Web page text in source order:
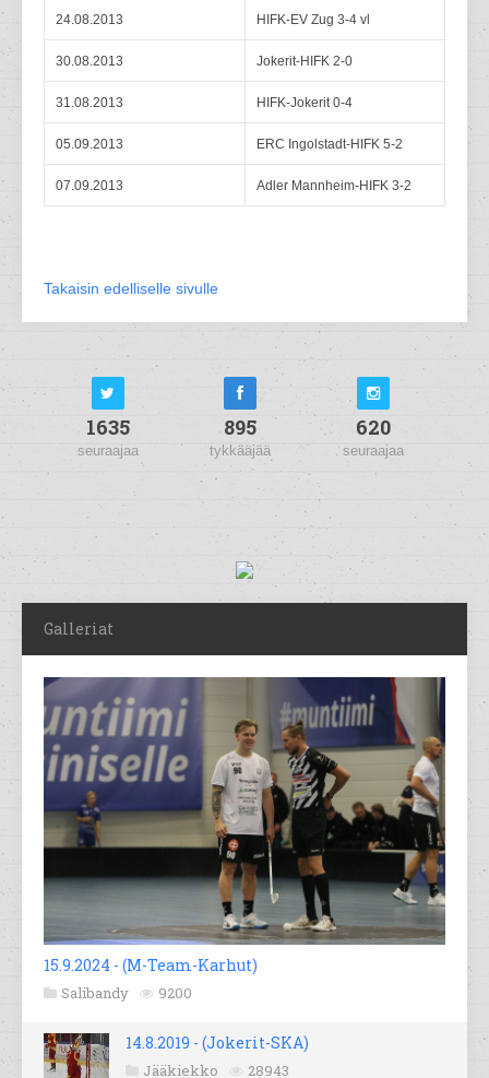
24.08.2013 HIFK-EV Zug 3-4 vl
30.08.2013 Jokerit-HIFK 2-0
31.08.2013 HIFK-Jokerit 0-4
05.09.2013 ERC Ingolstadt-HIFK 5-2
07.09.2013 Adler Mannheim-HIFK 3-2
Takaisin edelliselle sivulle
1635
seuraajaa
895
tykkääjää
620
seuraajaa
Galleriat
15.9.2024 - (M-Team-Karhut)
Salibandy 9200
14.8.2019 - (Jokerit-SKA)
Jääkiekko 28943